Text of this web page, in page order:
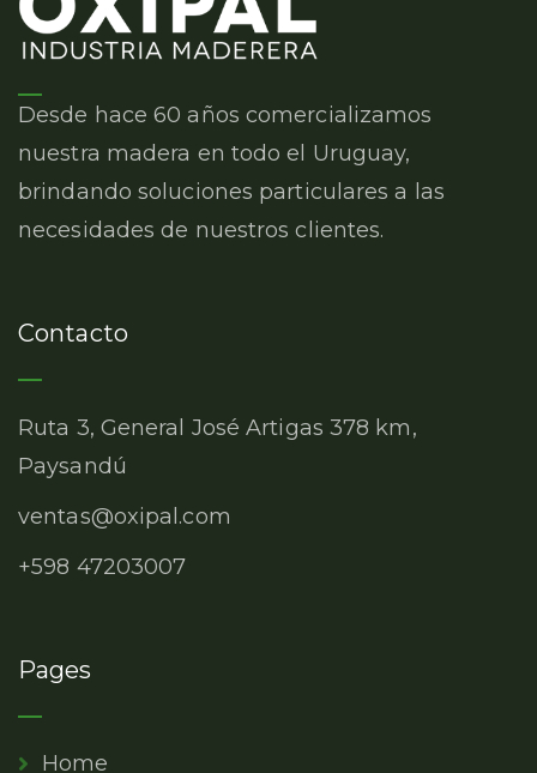
Desde hace 60 años comercializamos
nuestra madera en todo el Uruguay,
brindando soluciones particulares a las
necesidades de nuestros clientes.
Contacto
Ruta 3, General José Artigas 378 km,
Paysandú
ventas@oxipal.com
+598 47203007
Pages
Home